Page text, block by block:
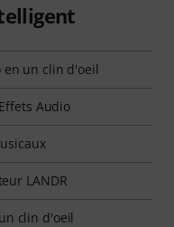
en un clin d'oeil
Audio
LANDR
clin d'oeil